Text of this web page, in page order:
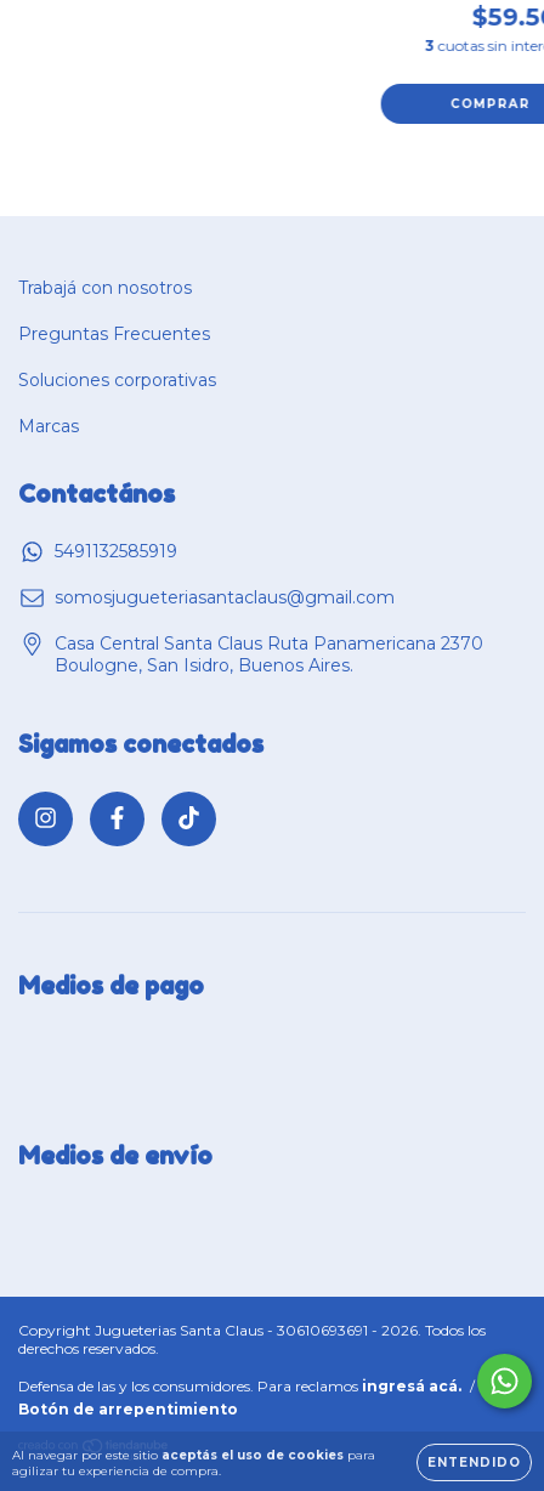
Al navegar por este sitio aceptás el uso de cookies para
agilizar tu experiencia de compra.
ENTENDIDO
3 cuotas sin
Trabajá con nosotros
Preguntas Frecuentes
Soluciones corporativas
Marcas
Contactános
5491132585919
somosjugueteriasantaclaus@gmail.com
Casa Central Santa Claus Ruta Panamericana 2370
Boulogne, San Isidro, Buenos Aires.
Sigamos conectados
Medios de pago
Medios de envío
Copyright Jugueterias Santa Claus - 30610693691 - 2026. Todos los
derechos reservados.
Defensa de las y los consumidores. Para reclamos ingresá acá. /
Botón de arrepentimiento